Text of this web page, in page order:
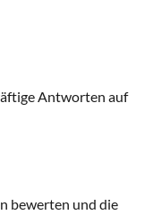
Antworten auf
bewerten und die